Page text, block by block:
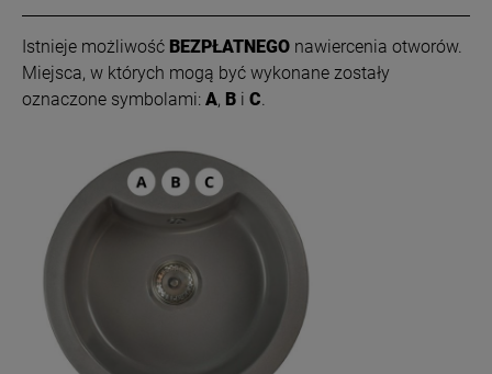
Istnieje możliwość BEZPŁATNEGO nawiercenia otworów.
Miejsca, w których mogą być wykonane zostały
oznaczone symbolami: A, B i C